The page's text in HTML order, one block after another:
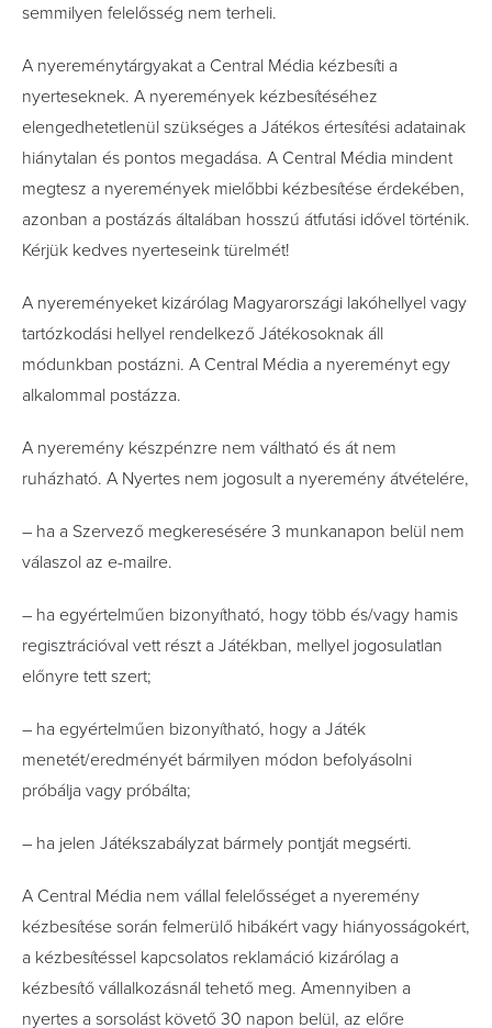
semmilyen felelősség nem terheli.
A nyereménytárgyakat a Central Média kézbesíti a
nyerteseknek. A nyeremények kézbesítéséhez
elengedhetetlenül szükséges a Játékos értesítési adatainak
hiánytalan és pontos megadása. A Central Média mindent
megtesz a nyeremények mielőbbi kézbesítése érdekében,
azonban a postázás általában hosszú átfutási idővel történik.
Kérjük kedves nyerteseink türelmét!
A nyereményeket kizárólag Magyarországi lakóhellyel vagy
tartózkodási hellyel rendelkező Játékosoknak áll
módunkban postázni. A Central Média a nyereményt egy
alkalommal postázza.
A nyeremény készpénzre nem váltható és át nem
ruházható. A Nyertes nem jogosult a nyeremény átvételére,
– ha a Szervező megkeresésére 3 munkanapon belül nem
válaszol az e-mailre.
– ha egyértelműen bizonyítható, hogy több és/vagy hamis
regisztrációval vett részt a Játékban, mellyel jogosulatlan
előnyre tett szert;
– ha egyértelműen bizonyítható, hogy a Játék
menetét/eredményét bármilyen módon befolyásolni
próbálja vagy próbálta;
– ha jelen Játékszabályzat bármely pontját megsérti.
A Central Média nem vállal felelősséget a nyeremény
kézbesítése során felmerülő hibákért vagy hiányosságokért,
a kézbesítéssel kapcsolatos reklamáció kizárólag a
kézbesítő vállalkozásnál tehető meg. Amennyiben a
nyertes a sorsolást követő 30 napon belül, az előre